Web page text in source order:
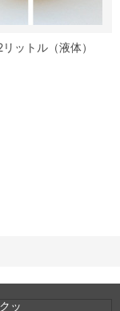
ットル（液体）
ッ